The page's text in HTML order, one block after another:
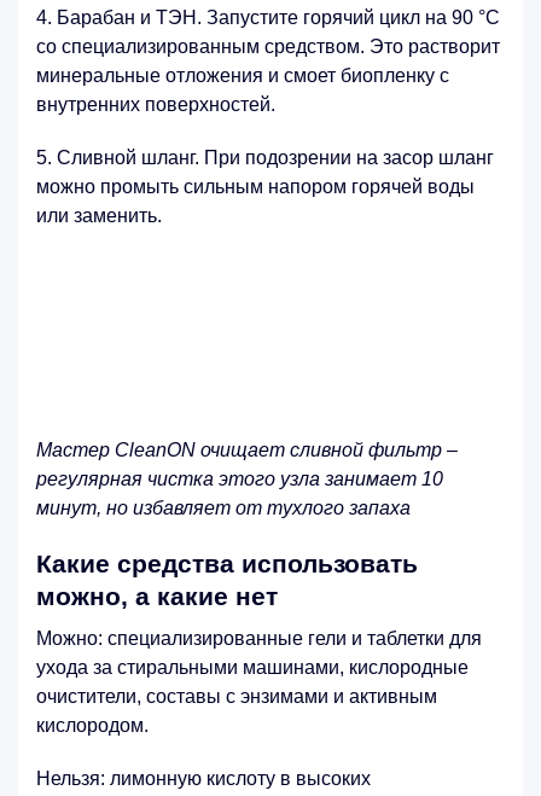
Барабан и ТЭН. Запустите горячий цикл на 90 °C
со специализированным средством. Это растворит
минеральные отложения и смоет биопленку с
внутренних поверхностей.
Сливной шланг. При подозрении на засор шланг
можно промыть сильным напором горячей воды
или заменить.
Мастер CleanON очищает сливной фильтр –
регулярная чистка этого узла занимает 10
минут, но избавляет от тухлого запаха
Какие средства использовать
можно, а какие нет
Можно: специализированные гели и таблетки для
ухода за стиральными машинами, кислородные
очистители, составы с энзимами и активным
кислородом.
Нельзя: лимонную кислоту в высоких